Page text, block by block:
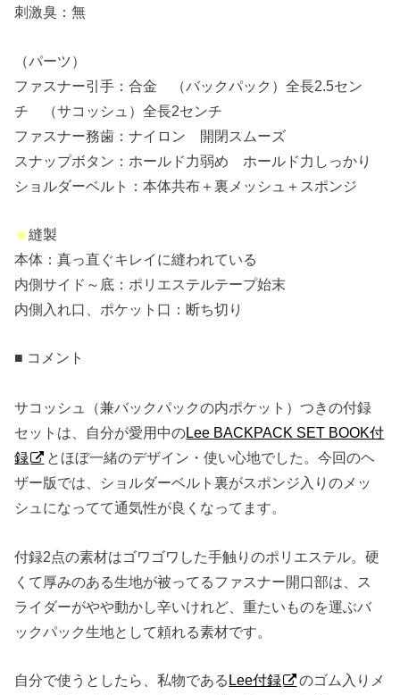
刺激臭：無
（パーツ）
ファスナー引手：合金 （バックパック）全長2.5セン
チ （サコッシュ）全長2センチ
ファスナー務歯：ナイロン 開閉スムーズ
スナップボタン：ホールド力弱め ホールド力しっかり
ショルダーベルト：本体共布＋裏メッシュ＋スポンジ
★縫製
本体：真っ直ぐキレイに縫われている
内側サイド～底：ポリエステルテープ始末
内側入れ口、ポケット口：断ち切り
■ コメント
サコッシュ（兼バックパックの内ポケット）つきの付録
セットは、自分が愛用中のLee BACKPACK SET BOOK付
録
とほぼ一緒のデザイン・使い心地でした。今回のヘ
ザー版では、ショルダーベルト裏がスポンジ入りのメッ
シュになってて通気性が良くなってます。
付録2点の素材はゴワゴワした手触りのポリエステル。硬
くて厚みのある生地が被ってるファスナー開口部は、ス
ライダーがやや動かし辛いけれど、重たいものを運ぶバ
ックパック生地として頼れる素材です。
自分で使うとしたら、私物であるLee付録
のゴム入りメ